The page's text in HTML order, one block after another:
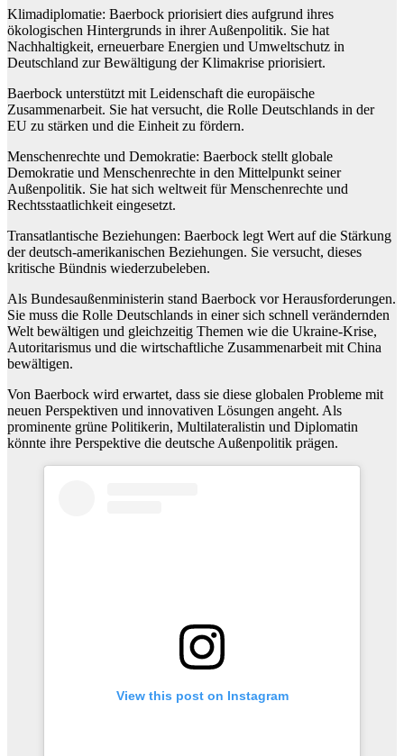
Klimadiplomatie: Baerbock priorisiert dies aufgrund ihres
ökologischen Hintergrunds in ihrer Außenpolitik. Sie hat
Nachhaltigkeit, erneuerbare Energien und Umweltschutz in
Deutschland zur Bewältigung der Klimakrise priorisiert.
Baerbock unterstützt mit Leidenschaft die europäische
Zusammenarbeit. Sie hat versucht, die Rolle Deutschlands in der
EU zu stärken und die Einheit zu fördern.
Menschenrechte und Demokratie: Baerbock stellt globale
Demokratie und Menschenrechte in den Mittelpunkt seiner
Außenpolitik. Sie hat sich weltweit für Menschenrechte und
Rechtsstaatlichkeit eingesetzt.
Transatlantische Beziehungen: Baerbock legt Wert auf die Stärkung
der deutsch-amerikanischen Beziehungen. Sie versucht, dieses
kritische Bündnis wiederzubeleben.
Als Bundesaußenministerin stand Baerbock vor Herausforderungen.
Sie muss die Rolle Deutschlands in einer sich schnell verändernden
Welt bewältigen und gleichzeitig Themen wie die Ukraine-Krise,
Autoritarismus und die wirtschaftliche Zusammenarbeit mit China
bewältigen.
Von Baerbock wird erwartet, dass sie diese globalen Probleme mit
neuen Perspektiven und innovativen Lösungen angeht. Als
prominente grüne Politikerin, Multilateralistin und Diplomatin
könnte ihre Perspektive die deutsche Außenpolitik prägen.
View this post on Instagram